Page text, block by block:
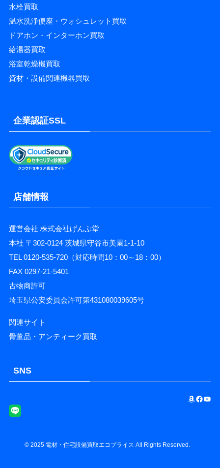
水栓買取
温水洗浄便座・ウォシュレット買取
ドアホン・インターホン買取
給湯器買取
浴室乾燥機買取
資材・設備関連機器買取
企業認証SSL
店舗情報
運営会社 株式会社げんぶ堂
本社 〒302-0124 茨城県守谷市美園1-1-10
TEL 0120-535-720（対応時間10：00～18：00）
FAX 0297-21-5401
古物商許可
埼玉県公安委員会許可第431080039605号
関連サイト
骨董品・アンティーク買取
SNS
Amazon Facebook YouTube
©2025 電材・住宅設備買取エコプライス All Rights Reserved.